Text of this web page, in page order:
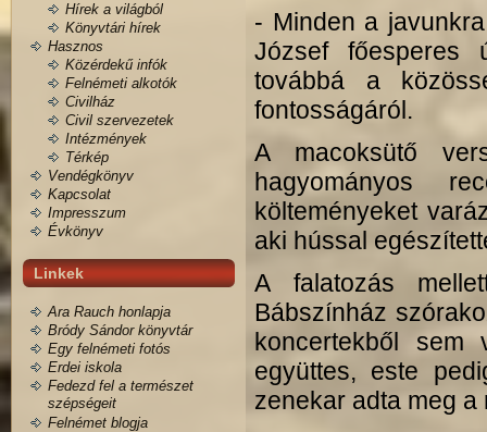
Hírek a világból
Könyvtári hírek
Hasznos
Közérdekű infók
Felnémeti alkotók
Civilház
Civil szervezetek
Intézmények
Térkép
Vendégkönyv
Kapcsolat
Impresszum
Évkönyv
Linkek
Ara Rauch honlapja
Bródy Sándor könyvtár
Egy felnémeti fotós
Erdei iskola
Fedezd fel a természet
szépségeit
Felnémet blogja
- Minden a
József főesperes
továbbá a
fontosságáról.
A macoksütő
hagyományos
költeményeket
aki hússal
A falatozás
Bábszínház
koncertekből
együttes, este
zenekar adta meg